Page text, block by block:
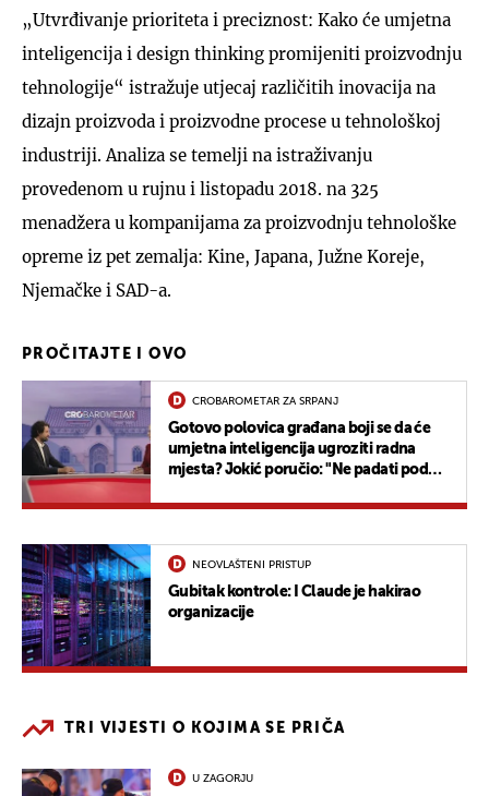
„Utvrđivanje prioriteta i preciznost: Kako će umjetna
inteligencija i design thinking promijeniti proizvodnju
tehnologije“ istražuje utjecaj različitih inovacija na
dizajn proizvoda i proizvodne procese u tehnološkoj
industriji. Analiza se temelji na istraživanju
provedenom u rujnu i listopadu 2018. na 325
menadžera u kompanijama za proizvodnju tehnološke
opreme iz pet zemalja: Kine, Japana, Južne Koreje,
Njemačke i SAD-a.
PROČITAJTE I OVO
CROBAROMETAR ZA SRPANJ
Gotovo polovica građana boji se da će
umjetna inteligencija ugroziti radna
mjesta? Jokić poručio: "Ne padati pod
NEOVLAŠTENI PRISTUP
Gubitak kontrole: I Claude je hakirao
organizacije
TRI VIJESTI O KOJIMA SE PRIČA
U ZAGORJU